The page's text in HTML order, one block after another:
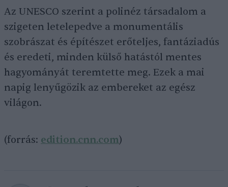
Az UNESCO szerint a polinéz társadalom a
szigeten letelepedve a monumentális
szobrászat és építészet erőteljes, fantáziadús
és eredeti, minden külső hatástól mentes
hagyományát teremtette meg. Ezek a mai
napig lenyűgözik az embereket az egész
világon.
(forrás: edition.cnn.com)